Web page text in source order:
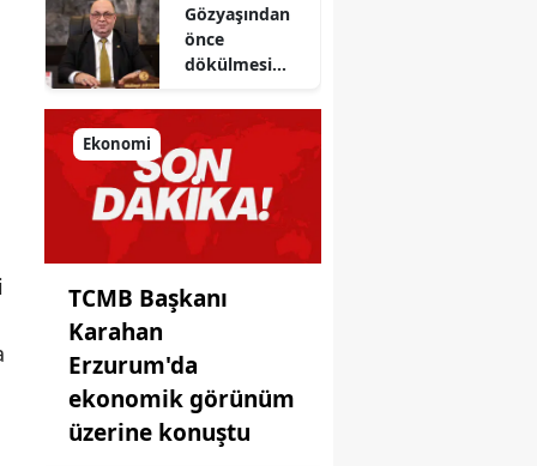
şimdi
McDonald’s
Türkiye’de
Gözyaşından
önce
dökülmesi
Tarihin
milletlerin
önüne
koyduğu
ayna!
Ekonomi
TCMB Başkanı
Karahan
Erzurum'da
ekonomik görünüm
üzerine konuştu